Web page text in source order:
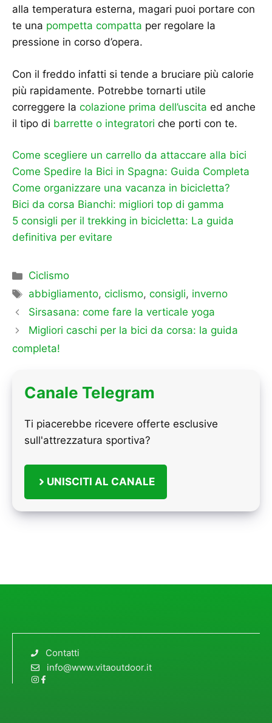
alla temperatura esterna, magari puoi portare con
te una pompetta compatta per regolare la
pressione in corso d’opera.
Con il freddo infatti si tende a bruciare più calorie
più rapidamente. Potrebbe tornarti utile
correggere la colazione prima dell’uscita ed anche
il tipo di barrette o integratori che porti con te.
Come scegliere un carrello da attaccare alla bici
Come Spedire la Bici in Spagna: Guida Completa
Come organizzare una vacanza in bicicletta?
Bici da corsa Bianchi: migliori top di gamma
5 consigli per il trekking in bicicletta: La guida
definitiva per evitare
Categorie
Ciclismo
Tag
abbigliamento,ciclismo,consigli, inverno
Sirsasana: come fare la verticale yoga
Migliori caschi per la bici da corsa: la guida
completa!
Canale Telegram
Ti piacerebbe ricevere offerte esclusive
sull'attrezzatura sportiva?
UNISCITI AL CANALE
Contatti
info@www.vitaoutdoor.it